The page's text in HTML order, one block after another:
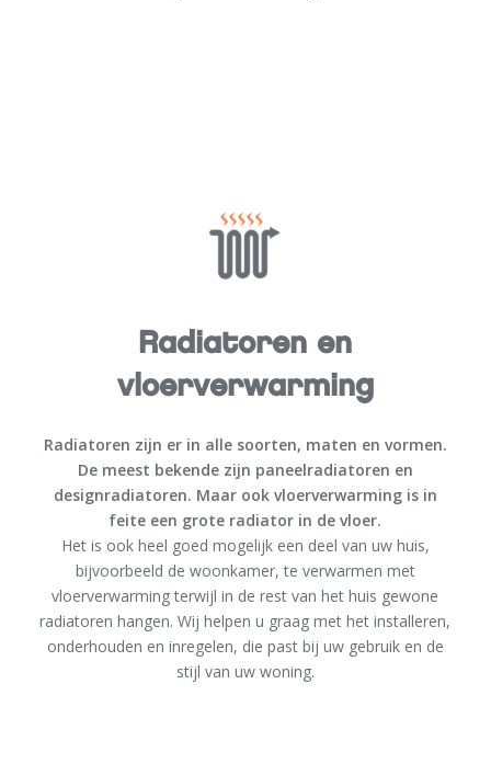
Radiatoren en
vloerverwarming
Radiatoren zijn er in alle soorten, maten en vormen.
De meest bekende zijn paneelradiatoren en
designradiatoren. Maar ook vloerverwarming is in
feite een grote radiator in de vloer.
Het is ook heel goed mogelijk een deel van uw huis,
bijvoorbeeld de woonkamer, te verwarmen met
vloerverwarming terwijl in de rest van het huis gewone
radiatoren hangen. Wij helpen u graag met het installeren,
onderhouden en inregelen, die past bij uw gebruik en de
stijl van uw woning.